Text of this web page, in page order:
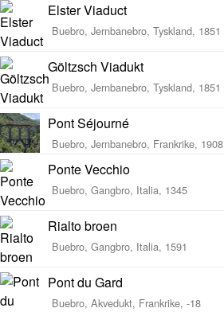
Elster Viaduct
Buebro, Jernbanebro, Tyskland, 1851
Göltzsch Viadukt
Buebro, Jernbanebro, Tyskland, 1851
Pont Séjourné
Buebro, Jernbanebro, Frankrike, 1908
Ponte Vecchio
Buebro, Gangbro, Italia, 1345
Rialto broen
Buebro, Gangbro, Italia, 1591
Pont du Gard
Buebro, Akvedukt, Frankrike, -18